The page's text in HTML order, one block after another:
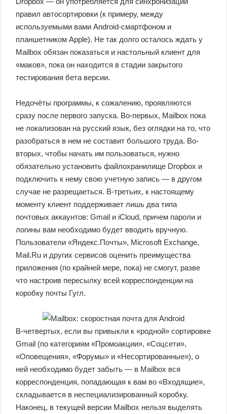
правил автосортировки (к примеру, между
используемыми вами Android-смартфоном и
планшетником Apple). Не так долго осталось ждать у
Mailbox обязан показаться и настольный клиент для
«маков», пока он находится в стадии закрытого
тестирования бета версии.
Недочёты программы, к сожалению, проявляются
сразу после первого запуска. Во-первых, Mailbox пока
не локализован на русский язык, без оглядки на то, что
разобраться в нем не составит большого труда. Во-
вторых, чтобы начать им пользоваться, нужно
обязательно установить файлохранилище Dropbox и
подключить к нему свою учетную запись — в другом
случае не разрещаеться. В-третьих, к настоящему
моменту клиент поддерживает лишь два типа
почтовых аккаунтов: Gmail и iCloud, причем пароли и
логины вам необходимо будет вводить вручную.
Пользователи «Яндекс.Почты», Microsoft Exchange,
Mail.Ru и других сервисов оценить преимущества
приложения (по крайней мере, пока) не смогут, разве
что настроив пересылку всей корреспонденции на
коробку почты Гугл.
В-четвертых, если вы привыкли к «родной» сортировке
Gmail (по категориям «Промоакции», «Соцсети»,
«Оповещения», «Форумы» и «Несортированные»), о
ней необходимо будет забыть — в Mailbox вся
корреспонденция, попадающая к вам во «Входящие»,
складывается в неспециализированный коробку.
Наконец, в текущей версии Mailbox нельзя выделять